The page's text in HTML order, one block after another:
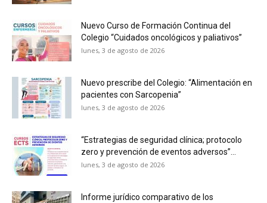
Nuevo Curso de Formación Continua del
Colegio “Cuidados oncológicos y paliativos”
lunes, 3 de agosto de 2026
Nuevo prescribe del Colegio: “Alimentación en
pacientes con Sarcopenia”
lunes, 3 de agosto de 2026
“Estrategias de seguridad clínica; protocolo
zero y prevención de eventos adversos”...
lunes, 3 de agosto de 2026
Informe jurídico comparativo de los